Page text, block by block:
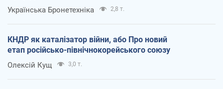
Українська Бронетехніка 2,8 т.
КНДР як каталізатор війни, або Про новий
етап російсько-північнокорейського союзу
Олексій Кущ 3,0 т.